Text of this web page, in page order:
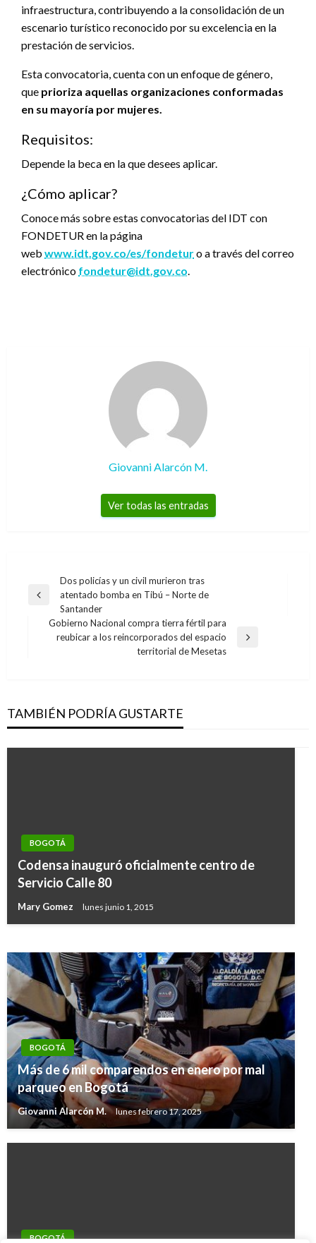
infraestructura, contribuyendo a la consolidación de un
escenario turístico reconocido por su excelencia en la
prestación de servicios.
Esta convocatoria, cuenta con un enfoque de género,
que prioriza aquellas organizaciones conformadas
en su mayoría por mujeres.
Requisitos:
Depende la beca en la que desees aplicar.
¿Cómo aplicar?
Conoce más sobre estas convocatorias del IDT con
FONDETUR en la página
web www.idt.gov.co/es/fondeturo a través del correo
electrónico fondetur@idt.gov.co.
Giovanni Alarcón M.
Ver todas las entradas
Navegación
de
entradas
Entrada
anterior
Dos policías y un civil murieron tras
atentado bomba en Tibú – Norte de
Santander
Entrada
Gobierno Nacional compra tierra fértil para
reubicar a los reincorporados del espacio
territorial de Mesetas
TAMBIÉN PODRÍA GUSTARTE
BOGOTÁ
Codensa inauguró oficialmente centro de
Servicio Calle 80
Mary Gomez lunes junio 1, 2015
Cortes de energía para jueves 15 y viernes 16
BOGOTÁ
Más de 6 mil comparendos en enero por mal
parqueo en Bogotá
Giovanni Alarcón M. lunes febrero 17, 2025
BOGOTÁ